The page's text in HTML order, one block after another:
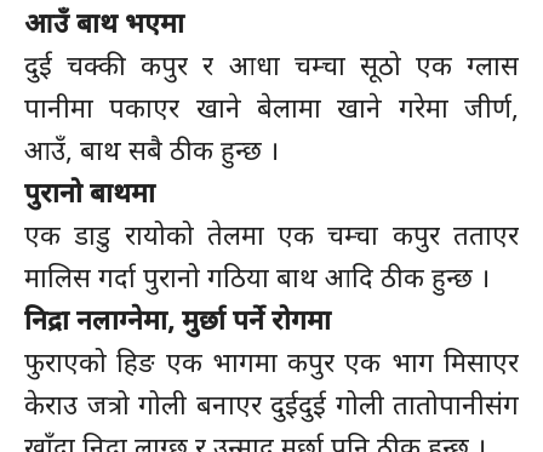
आउँ बाथ भएमा
दुई चक्की कपुर र आधा चम्चा सूठो एक ग्लास
पानीमा पकाएर खाने बेलामा खाने गरेमा जीर्ण,
आउँ, बाथ सबै ठीक हुन्छ ।
पुरानो बाथमा
एक डाडु रायोको तेलमा एक चम्चा कपुर तताएर
मालिस गर्दा पुरानो गठिया बाथ आदि ठीक हुन्छ ।
निद्रा नलाग्नेमा, मुर्छा पर्ने रोगमा
फुराएको हिङ एक भागमा कपुर एक भाग मिसाएर
केराउ जत्रो गोली बनाएर दुईदुई गोली तातोपानीसंग